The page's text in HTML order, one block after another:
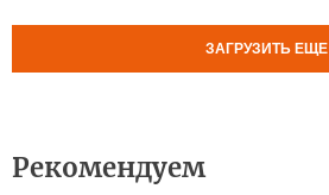
ЗАГРУЗИТЬ ЕЩЕ
Рекомендуем